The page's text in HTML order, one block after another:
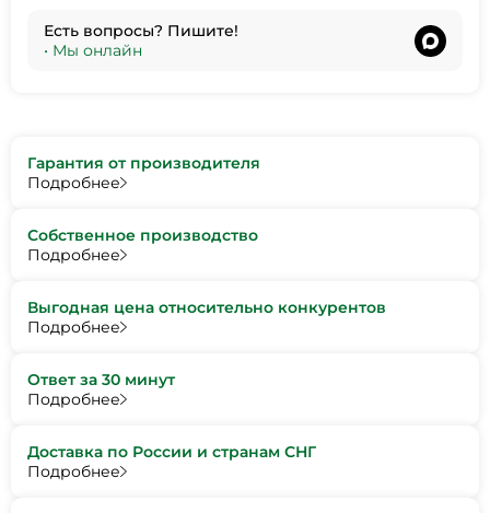
Есть вопросы? Пишите!
• Мы онлайн
Гарантия от производителя
Подробнее
Собственное производство
Подробнее
Выгодная цена относительно конкурентов
Подробнее
Ответ за 30 минут
Подробнее
Доставка по России и странам СНГ
Подробнее